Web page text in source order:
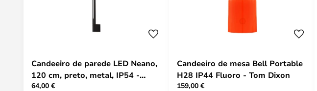
Candeeiro de parede LED Neano,
120 cm, preto, metal, IP54 -
Lindby
64,00 €
Candeeiro de mesa Bell Portable
H28 IP44 Fluoro - Tom Dixon
159,00 €